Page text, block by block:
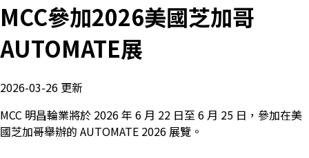
MCC參加2026美國芝加哥
AUTOMATE展
2026-03-26 更新
MCC 明昌輪業將於 2026 年 6 月 22 日至 6 月 25 日，參加在美
國芝加哥舉辦的 AUTOMATE 2026 展覽。